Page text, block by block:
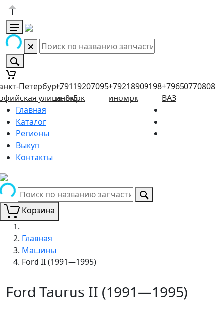
Петербург,
улица, 8к5
+79119207095
иномрк
+79218909198
иномрк
+79650770808
ВАЗ
Главная
Каталог
Регионы
Выкуп
Контакты
Корзина
Главная
Машины
Ford II (1991—1995)
Ford Taurus II (1991—1995)